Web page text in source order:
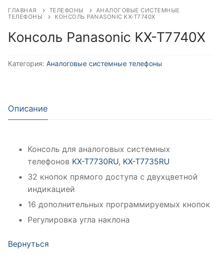
ГЛАВНАЯ ТЕЛЕФОНЫ
АНАЛОГОВЫЕ СИСТЕМНЫЕ
ТЕЛЕФОНЫ
КОНСОЛЬ PANASONIC KX-T7740X
Консоль Panasonic KX-T7740X
Категория: Аналоговые системные телефоны
Описание
Консоль для аналоговых системных
телефонов KX-T7730RU, KX-T7735RU
32 кнопок прямого доступа с двухцветной
индикацией
16 дополнительных программируемых кнопок
Регулировка угла наклона
Вернуться